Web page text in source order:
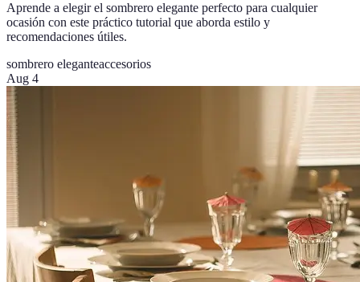
Aprende a elegir el sombrero elegante perfecto para cualquier
ocasión con este práctico tutorial que aborda estilo y
recomendaciones útiles.
sombrero eleganteaccesorios
Aug 4